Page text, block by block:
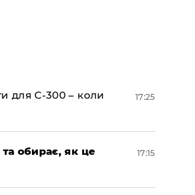
для С-300 – коли
17:25
та обирає, як це
17:15